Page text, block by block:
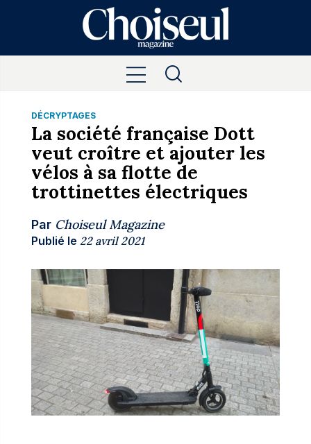
DÉCRYPTAGES
La société française Dott
veut croître et ajouter les
vélos à sa flotte de
trottinettes électriques
Par Choiseul Magazine
Publié le 22 avril 2021